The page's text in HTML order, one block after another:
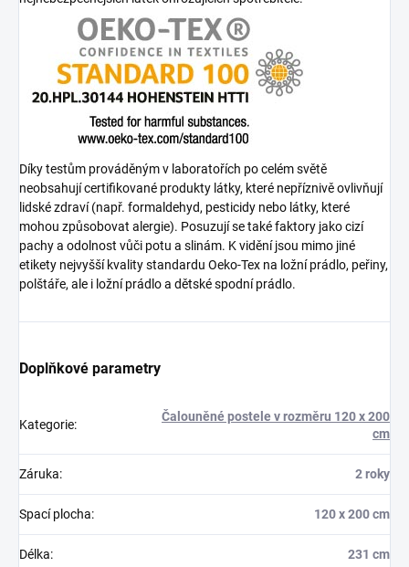
Díky testům prováděným v laboratořích po celém světě
neobsahují certifikované produkty látky, které nepříznivě ovlivňují
lidské zdraví (např. formaldehyd, pesticidy nebo látky, které
mohou způsobovat alergie). Posuzují se také faktory jako cizí
pachy a odolnost vůči potu a slinám. K vidění jsou mimo jiné
etikety nejvyšší kvality standardu Oeko-Tex na ložní prádlo, peřiny,
polštáře, ale i ložní prádlo a dětské spodní prádlo.
Doplňkové parametry
Kategorie:
Čalouněné postele v rozměru 120 x 200
cm
Záruka: 2 roky
Spací plocha: 120 x 200 cm
Délka: 231 cm